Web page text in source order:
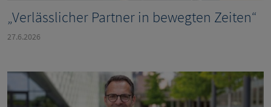
„Verlässlicher Partner in bewegten Zeiten“
27.6.2026